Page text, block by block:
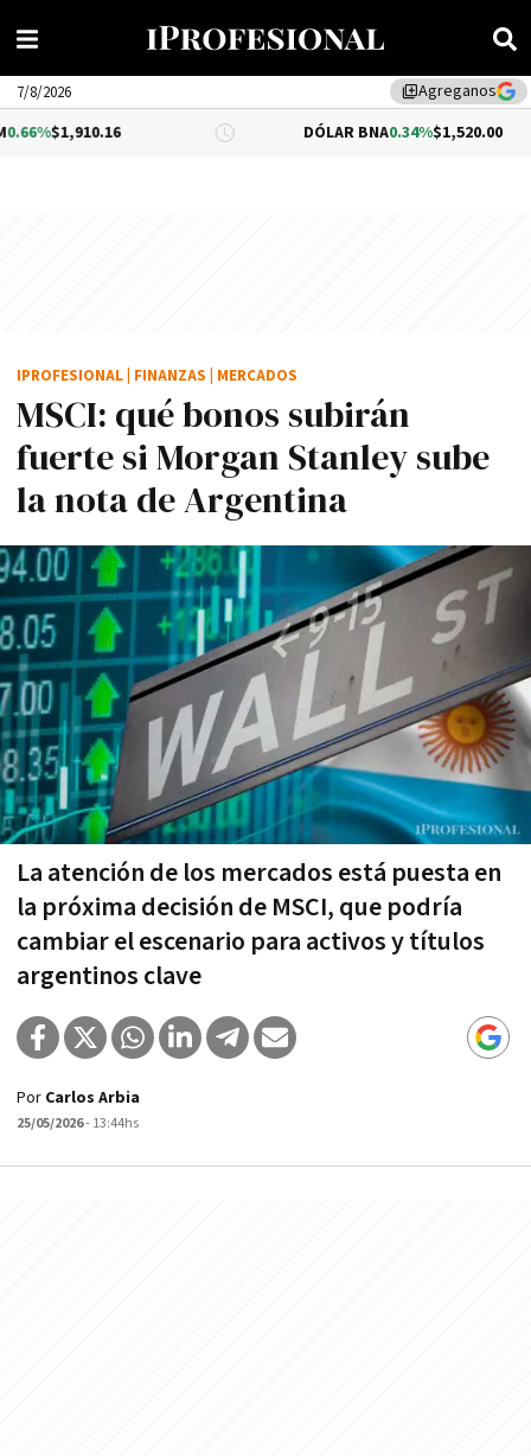
library_addAgreganos
7/8/2026
DÓLAR BNA0.34%$1,520.00
MSCI: qué bonos subirán
fuerte si Morgan Stanley sube
la nota de Argentina
La atención de los mercados está puesta en
la próxima decisión de MSCI, que podría
cambiar el escenario para activos y títulos
argentinos clave
IPROFESIONAL FINANZAS MERCADOS
Por Carlos Arbia
25/05/2026- 13:44hs